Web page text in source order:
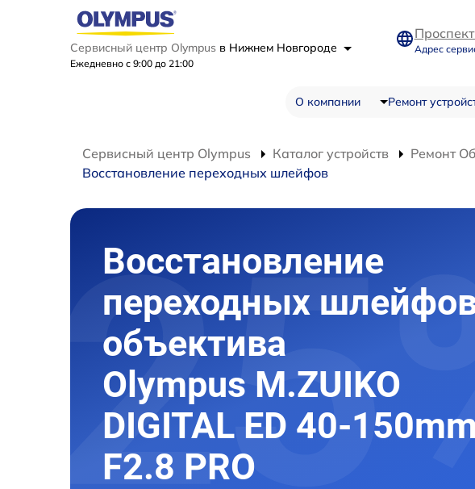
Сервисный центр Olympus в Нижнем Новгороде
Ежедневно с 9:00 до 21:00
Адрес
О компании Ремонт
Сервисный центр Olympus Каталог устройств Ремонт
Восстановление переходных шлейфов
Восстановление
переходных
объектива
Olympus M.ZUIKO
DIGITAL ED 40-150mm
F2.8 PRO